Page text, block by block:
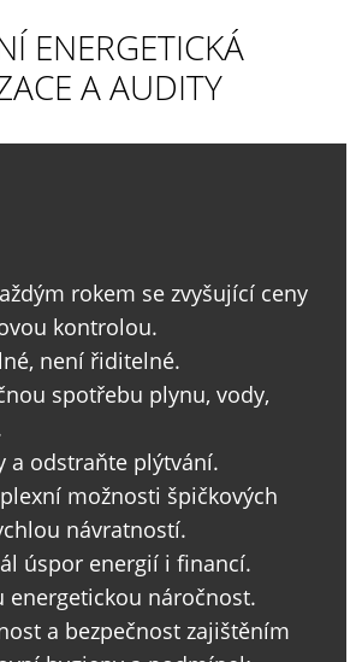
ENERGETICKÁ
A AUDITY
rokem se zvyšující ceny
kontrolou.
není řiditelné.
spotřebu plynu, vody,
a odstraňte plýtvání.
možnosti špičkových
návratností.
úspor energií i financí.
energetickou náročnost.
a bezpečnost zajištěním